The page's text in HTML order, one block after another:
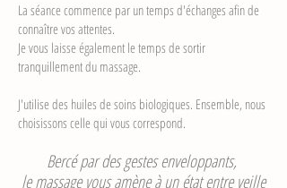
La séance commence par un temps d'échanges afin de
connaître vos attentes.
Je vous laisse également le temps de sortir
tranquillement du massage.
J'utilise des huiles de soins biologiques. Ensemble, nous
choisissons celle qui vous correspond.
Bercé par des gestes enveloppants,
le massage vous amène à un état entre veille